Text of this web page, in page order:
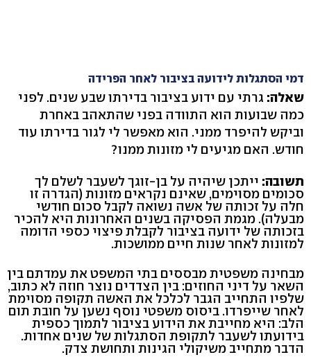
דמי הסתגלות לידועה בציבור לאחר הפרידה
שאלה: גרתי עם ידוע בציבור בדירתו שבע שנים. לפני
כמה שבועות הוא התוודה בפני שהתאהב באחרת
וביקש להיפרד ממני. הוא מאפשר לי לגור בדירתו עוד
חודש. האם מגיעים לי מזונות ממנו?
תשובה: ייתכן שיהיה על בן-זוגך לשעבר לשלם לך
סכומים מסוימים, שאינם נקראים מזונות (הגדרה זו
חלה על זכותה של אשה נשואה לקבל סכום חודשי
מבעלה). מגמת הפסיקה בשנים האחרונות היא להכיר
בזכותה של ידועה בציבור לקבלת פיצוי כספי הדומה
למזונות לאחר שנות חיים ממושכות.
מבחינה משפטית מבססים בתי המשפט את עמדתם בין
השאר על דיני החוזים: בין הצדדים נוצר חוזה לא כתוב,
שלפיו התחייב הגבר לכלכל את האשה תקופה מסוימת
לאחר שייפרדו. ביסוס משפטי נוסף נשען על חובת תום
הלב: היא מחייבת את הידוע בציבור לתמוך כספית
בידועתו לשעבר לתקופת הסתגלות של שנים אחדות.
הדבר מתחייב משיקולי הגינות ותחושת צדק.